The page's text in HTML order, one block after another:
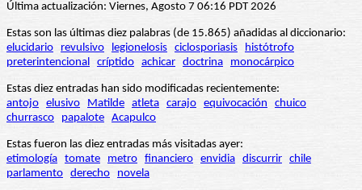
Última actualización: Viernes, Agosto 7 06:16 PDT 2026
Estas son las últimas diez palabras (de 15.865) añadidas al diccionario:
elucidario
revulsivo legionelosis ciclosporiasis
histótrofo
preterintencional críptido achicar doctrina monocárpico
Estas diez entradas han sido modificadas recientemente:
antojo elusivo Matilde atleta carajo equivocación
chuico
churrasco
papalote Acapulco
Estas fueron las diez entradas más visitadas ayer:
etimología tomate metro financiero envidia discurrir chile
parlamento derecho novela